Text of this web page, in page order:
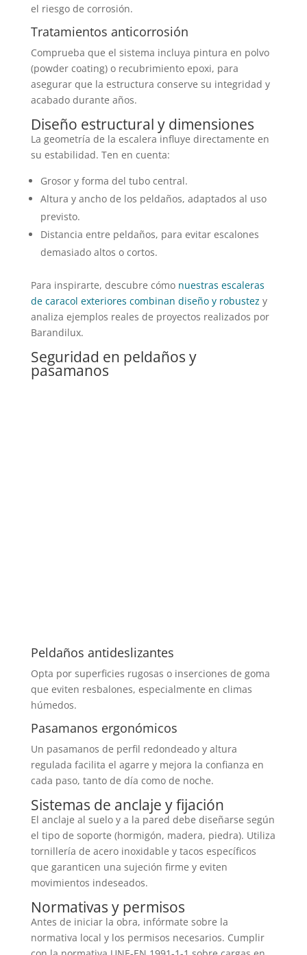
el riesgo de corrosión.
Tratamientos anticorrosión
Comprueba que el sistema incluya pintura en polvo
(powder coating) o recubrimiento epoxi, para
asegurar que la estructura conserve su integridad y
acabado durante años.
Diseño estructural y dimensiones
La geometría de la escalera influye directamente en
su estabilidad. Ten en cuenta:
Grosor y forma del tubo central.
Altura y ancho de los peldaños, adaptados al uso
previsto.
Distancia entre peldaños, para evitar escalones
demasiado altos o cortos.
Para inspirarte, descubre cómo nuestras escaleras
de caracol exteriores combinan diseño y robustez y
analiza ejemplos reales de proyectos realizados por
Barandilux.
Seguridad en peldaños y
pasamanos
Peldaños antideslizantes
Opta por superficies rugosas o inserciones de goma
que eviten resbalones, especialmente en climas
húmedos.
Pasamanos ergonómicos
Un pasamanos de perfil redondeado y altura
regulada facilita el agarre y mejora la confianza en
cada paso, tanto de día como de noche.
Sistemas de anclaje y fijación
El anclaje al suelo y a la pared debe diseñarse según
el tipo de soporte (hormigón, madera, piedra). Utiliza
tornillería de acero inoxidable y tacos específicos
que garanticen una sujeción firme y eviten
movimientos indeseados.
Normativas y permisos
Antes de iniciar la obra, infórmate sobre la
normativa local y los permisos necesarios. Cumplir